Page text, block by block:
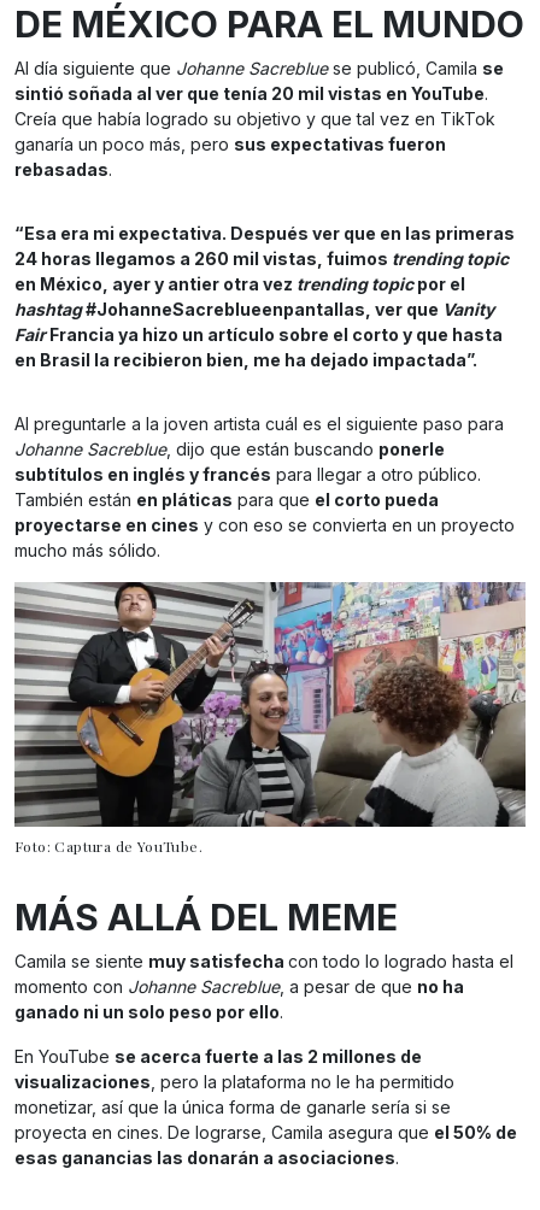
DE MÉXICO PARA EL MUNDO
Al día siguiente que Johanne Sacrebluese publicó, Camila se
sintió soñada al ver que tenía 20 mil vistas en YouTube.
Creía que había logrado su objetivo y que tal vez en TikTok
ganaría un poco más, pero sus expectativas fueron
rebasadas.
“Esa era mi expectativa. Después ver que en las primeras
24 horas llegamos a 260 mil vistas, fuimos trending topic
en México, ayer y antier otra vez trending topicpor el
hashtag#JohanneSacreblueenpantallas, ver que Vanity
FairFrancia ya hizo un artículo sobre el corto y que hasta
en Brasil la recibieron bien, me ha dejado impactada”.
Al preguntarle a la joven artista cuál es el siguiente paso para
Johanne Sacreblue, dijo que están buscando ponerle
subtítulos en inglés y francés para llegar a otro público.
También están en pláticas para que el corto pueda
proyectarse en cines y con eso se convierta en un proyecto
mucho más sólido.
Foto: Captura de YouTube.
MÁS ALLÁ DEL MEME
Camila se siente muy satisfecha con todo lo logrado hasta el
momento con Johanne Sacreblue, a pesar de que no ha
ganado ni un solo peso por ello.
En YouTube se acerca fuerte a las 2 millones de
visualizaciones , pero la plataforma no le ha permitido
monetizar, así que la única forma de ganarle sería si se
proyecta en cines. De lograrse, Camila asegura que el 50% de
esas ganancias las donarán a asociaciones.